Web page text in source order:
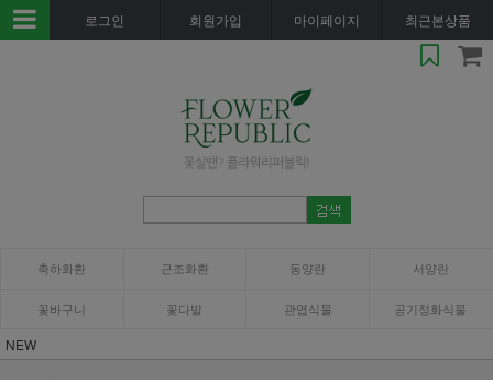
로그인 회원가입 마이페이지 최근본상품
축하화환 근조화환 동양란 서양란
꽃바구니 꽃다발 관엽식물 공기정화식물
NEW